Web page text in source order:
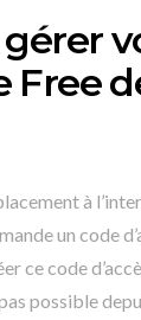
Free
à
un code
ce code
possible